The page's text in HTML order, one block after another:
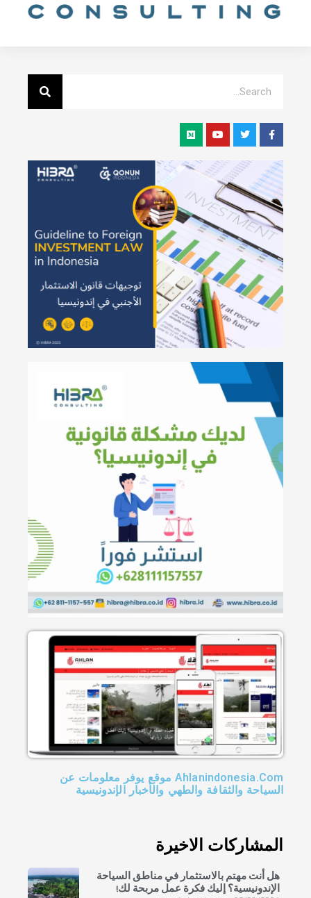
Ahlanindonesia.Com موقع يوفر معلومات عن
السياحة والثقافة والطهي والأخبار الإندونيسية
المشاركات الاخيرة
هل أنت مهتم بالاستثمار في مناطق السياحة
الإندونيسية؟ إليك فكرة عمل مربحة لك!